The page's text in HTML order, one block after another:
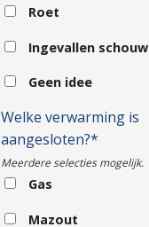
Roet
Ingevallen schouw
Geen idee
Welke verwarming is
aangesloten?*
Meerdere selecties mogelijk.
Gas
Mazout